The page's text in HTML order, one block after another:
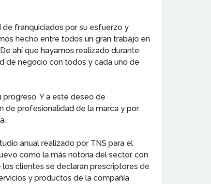
de franquiciados por su esfuerzo y
hecho entre todos un gran trabajo en
ahí que hayamos realizado durante
de negocio con todos y cada uno de
Y a este deseo de
de profesionalidad de la marca y por
anual realizado por TNS para el
como la más notoria del sector, con
clientes se declaran prescriptores de
y productos de la compañía